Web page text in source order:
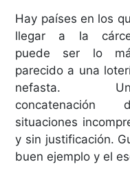
Hay países en los
llegar a la
puede ser lo
parecido a una
nefasta.
concatenación
situaciones
y sin justificación.
buen ejemplo y el